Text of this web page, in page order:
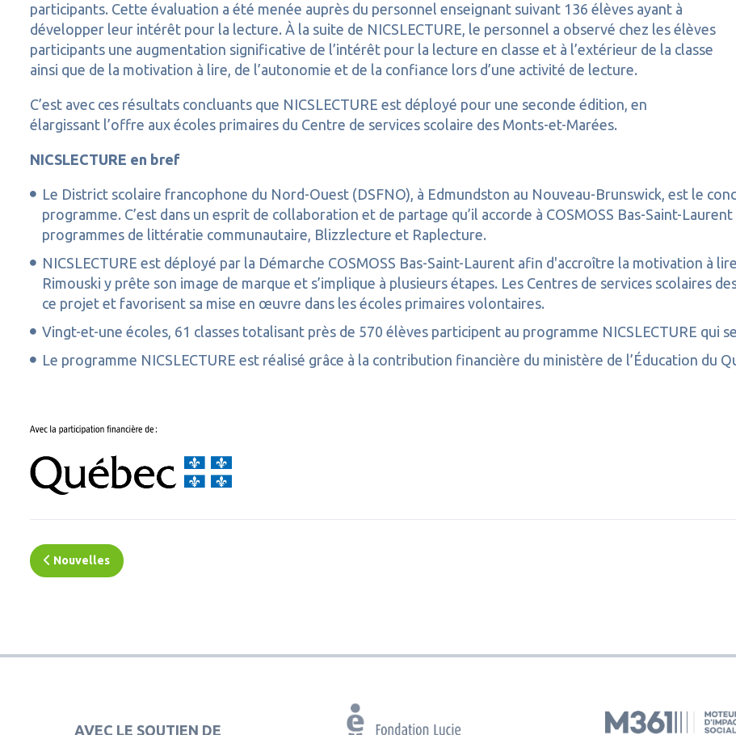
participants. Cette évaluation a été menée auprès du personnel enseignant suivant 136 élèves ayant à
développer leur intérêt pour la lecture. À la suite de NICSLECTURE, le personnel a observé chez les élèves
participants une augmentation significative de l’intérêt pour la lecture en classe et à l’extérieur de la classe
ainsi que de la motivation à lire, de l’autonomie et de la confiance lors d’une activité de lecture.
C’est avec ces résultats concluants que NICSLECTURE est déployé pour une seconde édition, en
élargissant l’offre aux écoles primaires du Centre de services scolaire des Monts-et-Marées.
NICSLECTURE en bref
Le District scolaire francophone du Nord-Ouest (DSFNO), à Edmundston au Nouveau-Brunswick, est le
programme. C’est dans un esprit de collaboration et de partage qu’il accorde à COSMOSS Bas-Saint-
programmes de littératie communautaire, Blizzlecture et Raplecture.
NICSLECTURE est déployé par la Démarche COSMOSS Bas-Saint-Laurent afin d'accroître la motivation à
Rimouski y prête son image de marque et s’implique à plusieurs étapes. Les Centres de services scolaires
ce projet et favorisent sa mise en œuvre dans les écoles primaires volontaires.
Vingt-et-une écoles, 61 classes totalisant près de 570 élèves participent au programme NICSLECTURE qui
Le programme NICSLECTURE est réalisé grâce à la contribution financière du ministère de l’Éducation du
Nouvelles
AVEC LE SOUTIEN DE